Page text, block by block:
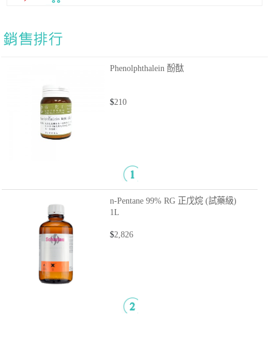
Phenolphthalein 酚酞
$210
n-Pentane 99% RG 正戊烷 (試藥級)
1L
$2,826